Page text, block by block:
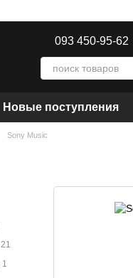
093 450-95-62
Новые поступления
Sony Music
21
1